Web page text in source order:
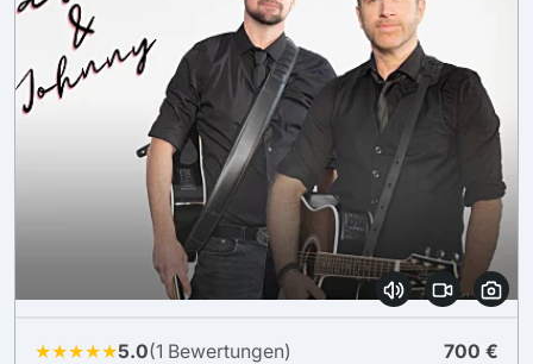
★★★★★5.0(1 Bewertungen) 700 €